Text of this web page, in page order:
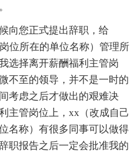
向您正式提出辞职，给
位所在的单位名称）管理所
选择离开薪酬福利主管岗
不至的领导，并不是一时的
考虑之后才做出的艰难决
主管岗位上，xx（改成自己
名称）有很多同事可以做得
职报告之后一定会批准我的